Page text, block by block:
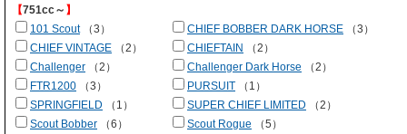
【751cc～ 】
101 Scout（3） CHIEF BOBBER DARK HORSE （3）
CHIEF VINTAGE （2） CHIEFTAIN
（2）
Challenger （2） Challenger Dark Horse （2）
FTR1200 （3） PURSUIT （1）
SPRINGFIELD （1） SUPER CHIEF LIMITED （2）
Scout Bobber （6） Scout Rogue （5）